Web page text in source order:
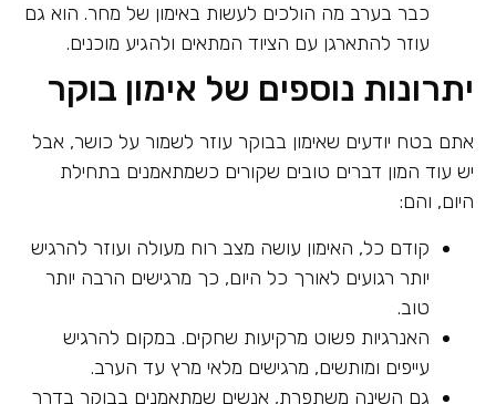
כבר בערב מה הולכים לעשות באימון של מחר. הוא גם
עוזר להתארגן עם הציוד המתאים ולהגיע מוכנים.
יתרונות נוספים של אימון בוקר
אתם בטח יודעים שאימון בבוקר עוזר לשמור על כושר, אבל
יש עוד המון דברים טובים שקורים כשמתאמנים בתחילת
היום, והם:
קודם כל, האימון עושה מצב רוח מעולה ועוזר להרגיש
יותר רגועים לאורך כל היום, כך מרגישים הרבה יותר
טוב.
האנרגיות פשוט מרקיעות שחקים. במקום להרגיש
עייפים ומותשים, מרגישים מלאי מרץ עד הערב.
גם השינה משתפרת, אנשים שמתאמנים בבוקר בדרך